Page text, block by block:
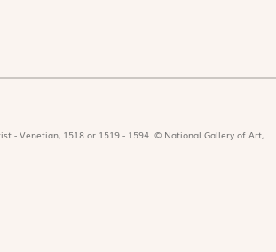
- Venetian, 1518 or 1519 - 1594. © National Gallery of Art,